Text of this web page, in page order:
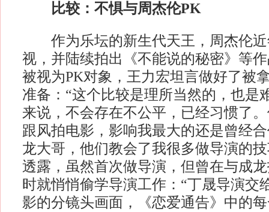
比较：不惧与周杰伦PK
作为乐坛的新生代天王，周杰伦近
视，并陆续拍出《不能说的秘密》等
被视为PK对象，王力宏坦言做好了被
准备：“这个比较是理所当然的，也是
来说，不会存在不公平，已经习惯了
跟风拍电影，影响我最大的还是曾经
龙大哥，他们教会了我很多做导演的
透露，虽然首次做导演，但曾在与成
时就悄悄偷学导演工作：“丁晟导演交
影的分镜头画面，《恋爱通告》中的